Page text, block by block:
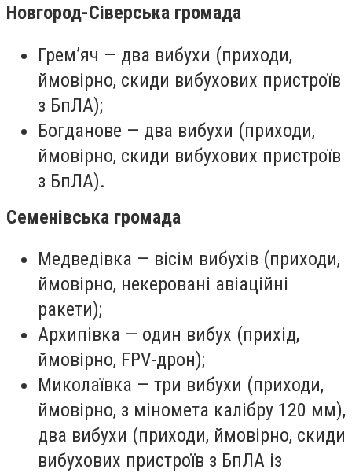
Новгород-Сіверська громада
Грем’яч — два вибухи (приходи,
ймовірно, скиди вибухових пристроїв
з БпЛА);
Богданове — два вибухи (приходи,
ймовірно, скиди вибухових пристроїв
з БпЛА).
Семенівська громада
Медведівка — вісім вибухів (приходи,
ймовірно, некеровані авіаційні
ракети);
Архипівка — один вибух (прихід,
ймовірно, FPV-дрон);
Миколаївка — три вибухи (приходи,
ймовірно, з міномета калібру 120 мм),
два вибухи (приходи, ймовірно, скиди
вибухових пристроїв з БпЛА із